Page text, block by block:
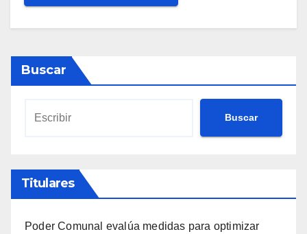
Buscar
Buscar
Titulares
Poder Comunal evalúa medidas para optimizar